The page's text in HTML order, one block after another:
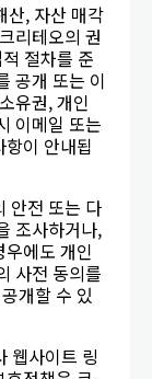
산, 자산 매각
리테오의 권
절차를 준
공개 또는 이
유권, 개인
이메일 또는
이 안내됩
안전 또는 다
조사하거나,
에도 개인
사전 동의를
개할 수 있
웹사이트 링